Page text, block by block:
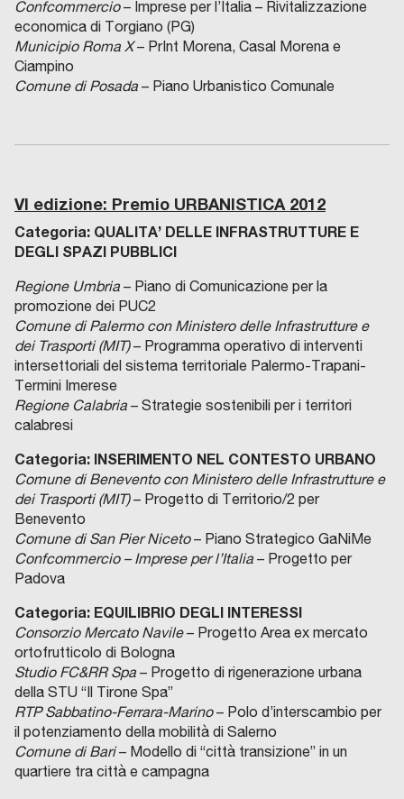
Confcommercio– Imprese per l’Italia – Rivitalizzazione
economica di Torgiano (PG)
Municipio Roma X– PrInt Morena, Casal Morena e
Ciampino
Comune di Posada – Piano Urbanistico Comunale
VI edizione: Premio URBANISTICA 2012
Categoria: QUALITA’ DELLE INFRASTRUTTURE E
DEGLI SPAZI PUBBLICI
Regione Umbria – Piano di Comunicazione per la
promozione dei PUC2
Comune di Palermo con Ministero delle Infrastrutture e
dei Trasporti (MIT)– Programma operativo di interventi
intersettoriali del sistema territoriale Palermo-Trapani-
Termini Imerese
Regione Calabria – Strategie sostenibili per i territori
calabresi
Categoria: INSERIMENTO NEL CONTESTO URBANO
Comune di Benevento con Ministero delle Infrastrutture e
dei Trasporti (MIT)– Progetto di Territorio/2 per
Benevento
Comune di San Pier Niceto– Piano Strategico GaNiMe
Confcommercio – Imprese per l’Italia – Progetto per
Padova
Categoria: EQUILIBRIO DEGLI INTERESSI
Consorzio Mercato Navile– Progetto Area ex mercato
ortofrutticolo di Bologna
Studio FC&RR Spa – Progetto di rigenerazione urbana
della STU “Il Tirone Spa”
RTP Sabbatino-Ferrara-Marino– Polo d’interscambio per
il potenziamento della mobilità di Salerno
Comune di Bari– Modello di “città transizione” in un
quartiere tra città e campagna